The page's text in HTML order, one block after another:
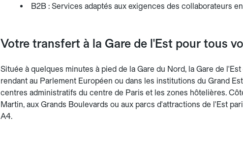
B2B : Services adaptés aux exigences des collaborateurs
Votre transfert à la Gare de l'Est pour tous
Située à quelques minutes à pied de la Gare du Nord, la Gare de
rendant au Parlement Européen ou dans les institutions du Grand
centres administratifs du centre de Paris et les zones hôtelières.
Martin, aux Grands Boulevards ou aux parcs d'attractions de l'Est
A4.